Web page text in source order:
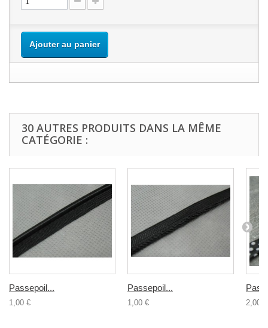
Ajouter au panier
30 AUTRES PRODUITS DANS LA MÊME
CATÉGORIE :
Passepoil...
1,00 €
Passepoil...
1,00 € 2,00 €